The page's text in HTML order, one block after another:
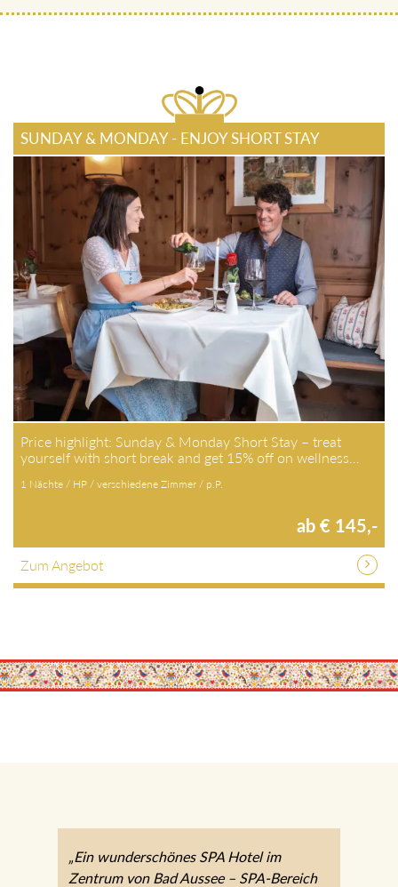
SUNDAY & MONDAY - ENJOY SHORT STAY
Price highlight: Sunday & Monday Short Stay – treat
yourself with short break and get 15% off on wellness…
1 Nächte / HP / verschiedene Zimmer / p.P.
ab € 145,-
Zum Angebot
„Ein wunderschönes SPA Hotel im
Zentrum von Bad Aussee – SPA-Bereich